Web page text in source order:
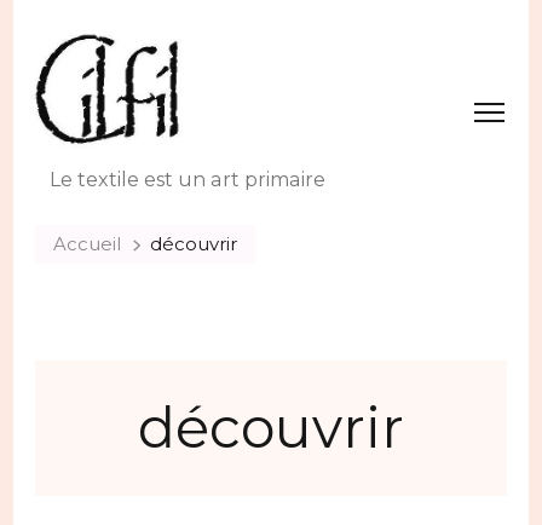
Le textile est un art primaire
Accueil découvrir
découvrir